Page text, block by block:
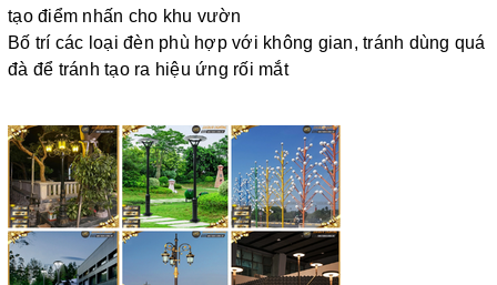
tạo điểm nhấn cho khu vườn
Bố trí các loại đèn phù hợp với không gian, tránh dùng quá
đà để tránh tạo ra hiệu ứng rối mắt